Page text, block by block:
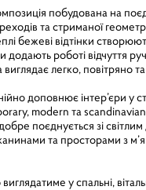
побудована на
та стриманої
бежеві відтінки
додають роботі відчуття
легко, повітряно
доповнює інтер’єри у
modern та
поєднується зі
та просторами з
у спальні,